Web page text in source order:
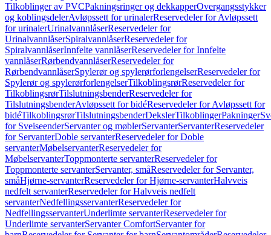
Tilkoblinger av PVCPakningsringer og dekkapperOvergangsstykker
og koblingsdelerAvløpssett for urinalerReservedeler for Avløpssett
for urinalerUrinalvannlåserReservedeler for
UrinalvannlåserSpiralvannlåserReservedeler for
SpiralvannlåserInnfelte vannlåserReservedeler for Innfelte
vannlåserRørbendvannlåserReservedeler for
RørbendvannlåserSpylerør og spylerørforlengelserReservedeler for
Spylerør og spylerørforlengelserTilkoblingsrørReservedeler for
TilkoblingsrørTilslutningsbenderReservedeler for
TilslutningsbenderAvløpssett for bidéReservedeler for Avløpssett for
bidéTilkoblingsrørTilslutningsbenderDekslerTilkoblingerPakninger
for SveiseenderServanter og møblerServanterServanterReservedeler
for ServanterDoble servanterReservedeler for Doble
servanterMøbelservanterReservedeler for
MøbelservanterToppmonterte servanterReservedeler for
Toppmonterte servanterServanter, småReservedeler for Servanter,
småHjørne-servanterReservedeler for Hjørne-servanterHalvveis
nedfelt servanterReservedeler for Halvveis nedfelt
servanterNedfellingsservanterReservedeler for
NedfellingsservanterUnderlimte servanterReservedeler for
Underlimte servanterServanter ComfortServanter for